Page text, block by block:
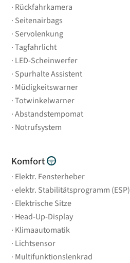
Rückfahrkamera
Seitenairbags
Servolenkung
Tagfahrlicht
LED-Scheinwerfer
Spurhalte Assistent
Müdigkeitswarner
Totwinkelwarner
Abstandstempomat
Notrufsystem
Komfort
Elektr. Fensterheber
elektr. Stabilitätsprogramm (ESP)
Elektrische Sitze
Head-Up-Display
Klimaautomatik
Lichtsensor
Multifunktionslenkrad